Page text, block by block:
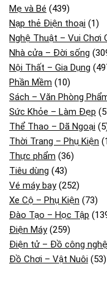
Mẹ và Bé (439)
Nạp thẻ Điện thoại (1)
Nghệ Thuật – Vui Chơi
Nhà cửa – Đời sống
Nội Thất – Gia Dụng
Phần Mềm (10)
Sách – Văn Phòng
Sức Khỏe – Làm Đẹp
Thể Thao – Dã Ngoại
Thời Trang – Phụ Kiện
Thực phẩm (36)
Tiêu dùng (43)
Vé máy bay(252)
Xe Cộ – Phụ Kiện (73)
Đào Tạo – Học Tập
Điện Máy(259)
Điện tử – Đồ công nghệ
Đồ Chơi – Vật Nuôi (53)